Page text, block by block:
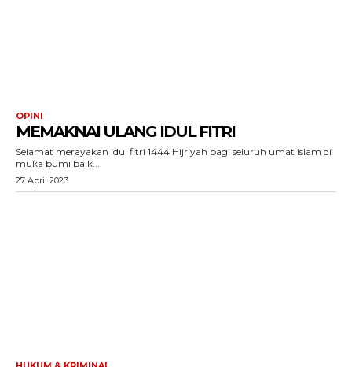
OPINI
MEMAKNAI ULANG IDUL FITRI
Selamat merayakan idul fitri 1444 Hijriyah bagi seluruh umat islam di
muka bumi baik...
27 April 2023